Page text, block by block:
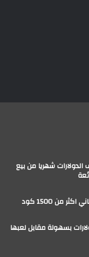
الدولارات شهريا من بيع
الدولارات بسهولة مقابل لعبها